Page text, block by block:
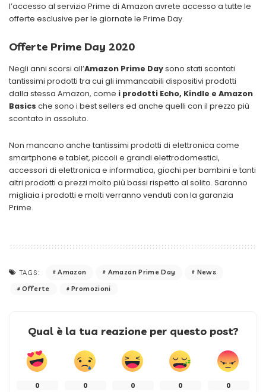
l’accesso al servizio Prime di Amazon avrete accesso a tutte le
offerte esclusive per le giornate le Prime Day.
Offerte Prime Day 2020
Negli anni scorsi all’Amazon Prime Daysono stati scontati
tantissimi prodotti tra cui gli immancabili dispositivi prodotti
dalla stessa Amazon, come i prodotti Echo, Kindle e Amazon
Basics che sono i best sellers ed anche quelli con il prezzo più
scontato in assoluto.
Non mancano anche tantissimi prodotti di elettronica come
smartphone e tablet, piccoli e grandi elettrodomestici,
accessori di elettronica e informatica, giochi per bambini e tanti
altri prodotti a prezzi molto più bassi rispetto al solito. Saranno
migliaia i prodotti e molti verranno venduti con la garanzia
Prime.
TAGS: Amazon Amazon Prime Day
News
Offerte
Promozioni
Qual è la tua reazione per questo post?
0 0 0 0 0